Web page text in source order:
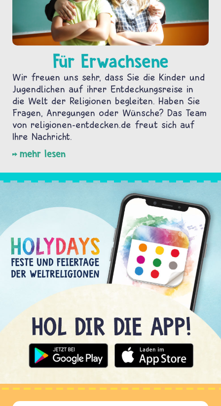
Für Erwachsene
Wir freuen uns sehr, dass Sie die Kinder und
Jugendlichen auf ihrer Entdeckungsreise in
die Welt der Religionen begleiten. Haben Sie
Fragen, Anregungen oder Wünsche? Das Team
von religionen-entdecken.de freut sich auf
Ihre Nachricht.
mehr lesen